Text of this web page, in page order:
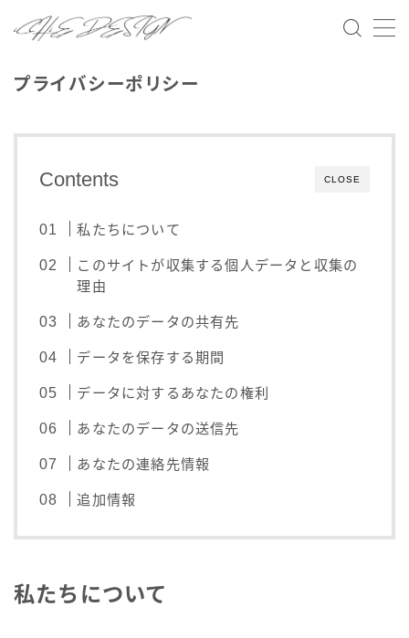
サービス
実績紹介
私について
お問い合わせ
プライバシーポリシー
CLOSE
Contents
私たちについて
このサイトが収集する個人データと収集の
理由
あなたのデータの共有先
データを保存する期間
データに対するあなたの権利
あなたのデータの送信先
あなたの連絡先情報
追加情報
私たちについて